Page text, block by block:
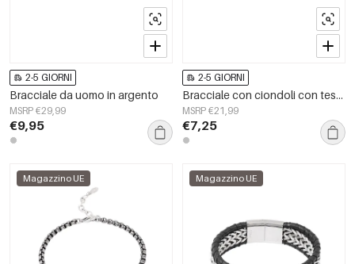
2-5 GIORNI
Bracciale da uomo in argento
MSRP €29,99
€9,95
2-5 GIORNI
Bracciale con ciondoli con teschio
MSRP €21,99
€7,25
Magazzino UE Magazzino UE